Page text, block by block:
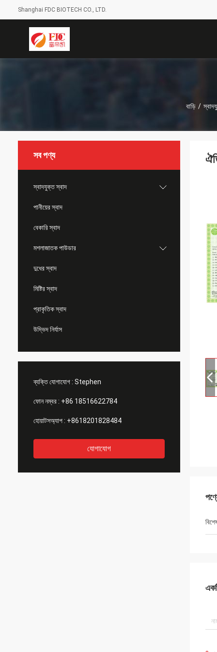
Shanghai FDC BIOTECH CO., LTD.
বাড়ি /
সব পণ্য
স্বাদযুক্ত স্বাদ
পানীয়ের স্বাদ
বেকারি স্বাদ
মশলাজাতক পাউডার
দুধের স্বাদ
মিষ্টির স্বাদ
প্রাকৃতিক স্বাদ
উদ্ভিদ নির্যাস
ব্যক্তি যোগাযোগ : Stephen
ফোন নম্বর : +86 18516622784
হোয়াটসঅ্যাপ : +8618201828484
যোগাযোগ